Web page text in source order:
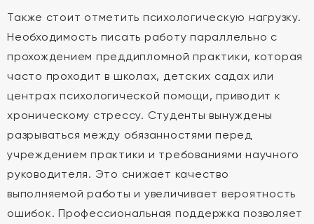
Также стоит отметить психологическую нагрузку.
Необходимость писать работу параллельно с
прохождением преддипломной практики, которая
часто проходит в школах, детских садах или
центрах психологической помощи, приводит к
хроническому стрессу. Студенты вынуждены
разрываться между обязанностями перед
учреждением практики и требованиями научного
руководителя. Это снижает качество
выполняемой работы и увеличивает вероятность
ошибок. Профессиональная поддержка позволяет